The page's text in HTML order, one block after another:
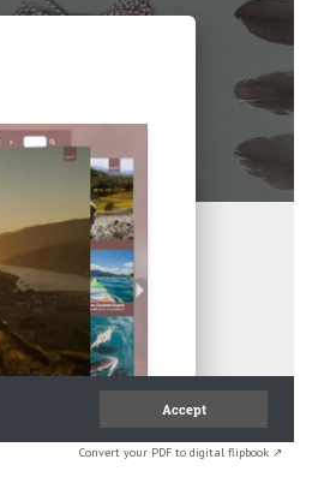
Convert your PDF to digital flipbook ↗